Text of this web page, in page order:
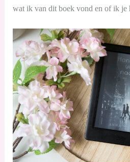
wat ik van dit boek vond en of ik je